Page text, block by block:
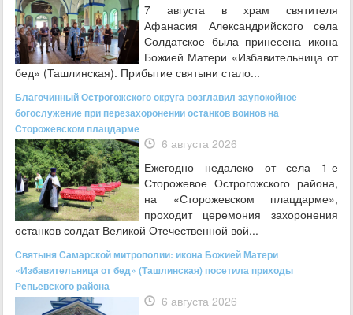
7 августа в храм святителя
Афанасия Александрийского села
Солдатское была принесена икона
Божией Матери «Избавительница от
бед» (Ташлинская). Прибытие святыни стало...
Благочинный Острогожского округа возглавил заупокойное
богослужение при перезахоронении останков воинов на
Сторожевском плацдарме
6 августа 2026
Ежегодно недалеко от села 1-е
Сторожевое Острогожского района,
на «Сторожевском плацдарме»,
проходит церемония захоронения
останков солдат Великой Отечественной вой...
Святыня Самарской митрополии: икона Божией Матери
«Избавительница от бед» (Ташлинская) посетила приходы
Репьевского района
6 августа 2026